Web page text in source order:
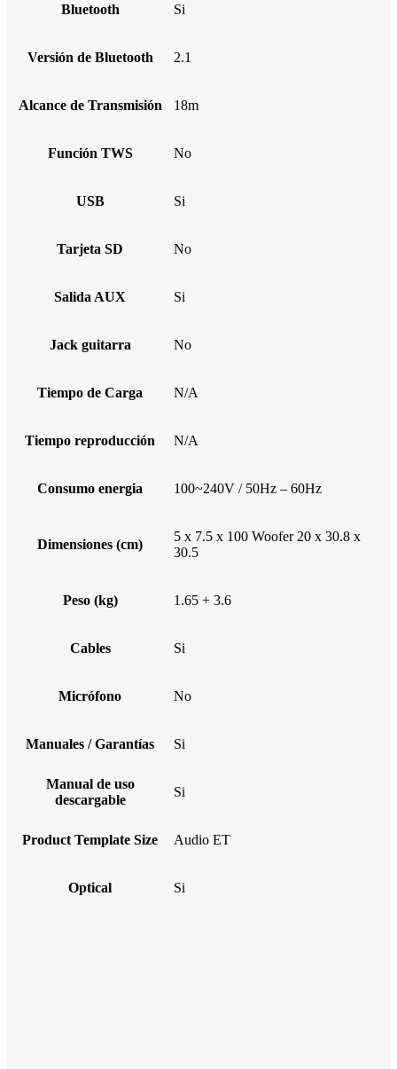
Bluetooth Si
Versión de Bluetooth 2.1
Alcance de Transmisión 18m
Función TWS No
USB Si
Tarjeta SD No
Salida AUX Si
Jack guitarra No
Tiempo de Carga N/A
Tiempo reproducción N/A
Consumo energia 100~240V / 50Hz – 60Hz
Dimensiones (cm)
5 x 7.5 x 100 Woofer 20 x 30.8 x
30.5
Peso (kg) 1.65 + 3.6
Cables Si
Micrófono No
Manuales / Garantías Si
Manual de uso
descargable
Si
Product Template Size Audio ET
Optical Si